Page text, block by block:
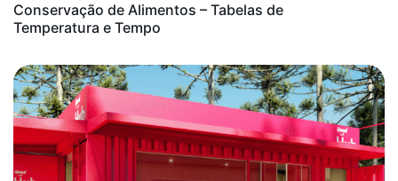
Conservação de Alimentos – Tabelas de
Temperatura e Tempo